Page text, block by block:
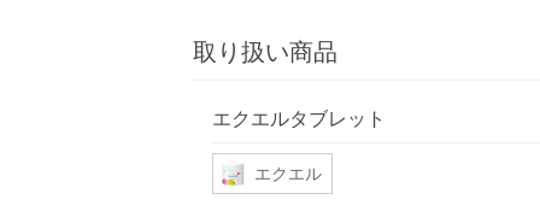
取り扱い商品
エクエルタブレット
エクエル